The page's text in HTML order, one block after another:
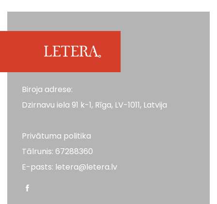
Biroja adrese:
Dzirnavu iela 91 k-1, Rīga, LV-1011, Latvija
Privātuma politika
Tālrunis: 67288360
E-pasts: letera@letera.lv